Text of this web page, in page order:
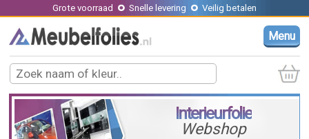
Grote voorraad Snelle levering Veilig betalen
Menu
Interieurfolie
Webshop